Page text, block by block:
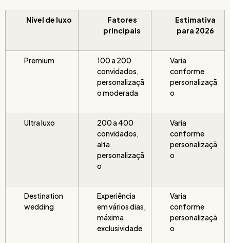
Nível de luxo
Fatores
principais
Estimativa
para 2026
Premium
100 a 200
convidados,
personalizaçã
o moderada
Varia
conforme
personalizaçã
o
Ultra luxo
200 a 400
convidados,
alta
personalizaçã
o
Varia
conforme
personalizaçã
o
Destination
wedding
Experiência
em vários dias,
máxima
exclusividade
Varia
conforme
personalizaçã
o